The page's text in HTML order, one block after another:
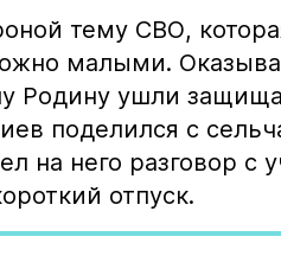
тему СВО,
малыми.
Родину ушли
поделился с
на него разговор с
отпуск.